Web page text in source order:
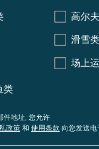
高尔
滑雪类
场上
类
件地址, 您允许
政策 和 使用条款 向您发送电